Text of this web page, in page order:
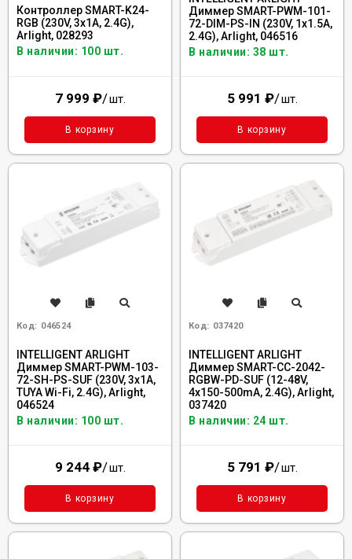
Контроллер SMART-K24-
RGB (230V, 3x1A, 2.4G),
Arlight, 028293
В наличии: 100 шт.
7 999 ₽/шт.
В корзину
Диммер SMART-PWM-101-
72-DIM-PS-IN (230V, 1x1.5A,
2.4G), Arlight, 046516
В наличии: 38 шт.
5 991 ₽/шт.
В корзину
Код: 046524
INTELLIGENT ARLIGHT
Диммер SMART-PWM-103-
72-SH-PS-SUF (230V, 3x1A,
TUYA Wi-Fi, 2.4G), Arlight,
046524
В наличии: 100 шт.
9 244 ₽/шт.
В корзину
Код: 037420
INTELLIGENT ARLIGHT
Диммер SMART-CC-2042-
RGBW-PD-SUF (12-48V,
4x150-500mA, 2.4G), Arlight,
037420
В наличии: 24 шт.
5 791 ₽/шт.
В корзину